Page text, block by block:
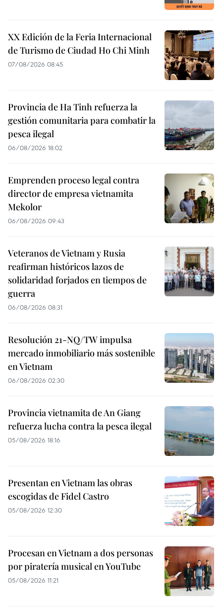
XX Edición de la Feria Internacional
de Turismo de Ciudad Ho Chi Minh
07/08/2026 08:45
Provincia de Ha Tinh refuerza la
gestión comunitaria para combatir la
pesca ilegal
06/08/2026 18:02
Emprenden proceso legal contra
director de empresa vietnamita
Mekolor
06/08/2026 09:43
Veteranos de Vietnam y Rusia
reafirman históricos lazos de
solidaridad forjados en tiempos de
guerra
06/08/2026 08:31
Resolución 21-NQ/TW impulsa
mercado inmobiliario más sostenible
en Vietnam
06/08/2026 02:30
Provincia vietnamita de An Giang
refuerza lucha contra la pesca ilegal
05/08/2026 18:16
Presentan en Vietnam las obras
escogidas de Fidel Castro
05/08/2026 12:30
Procesan en Vietnam a dos personas
por piratería musical en YouTube
05/08/2026 11:21